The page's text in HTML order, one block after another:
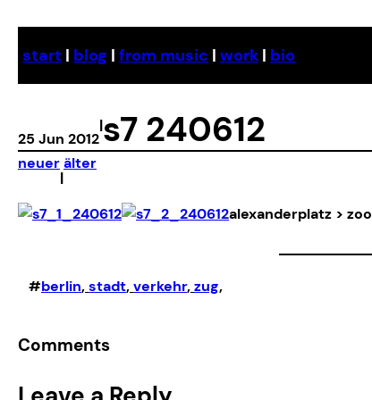
content
start | blog | from music | work | bio
25 Jun 2012
|s7 240612
neuer
|
älter
alexanderplatz > zoo
#berlin, stadt, verkehr, zug,
Comments